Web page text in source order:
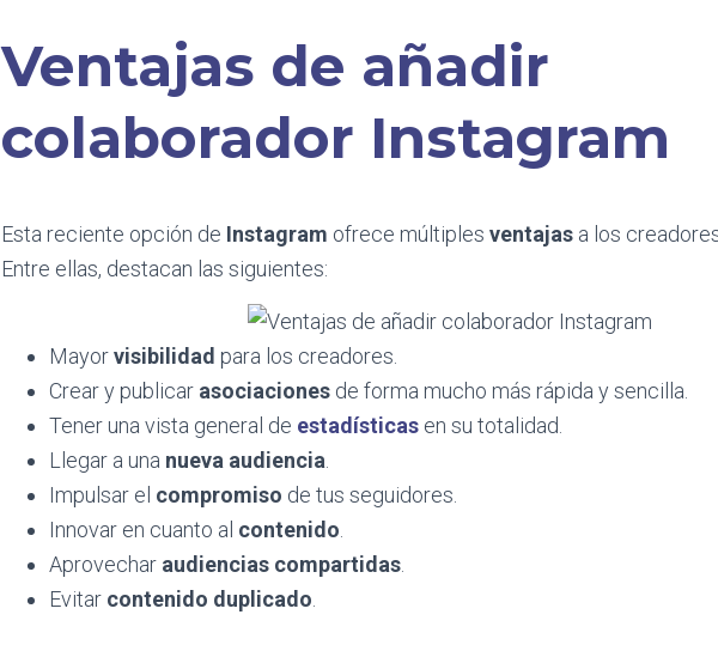
Ventajas de añadir
colaborador Instagram
Esta reciente opción de Instagram ofrece múltiples ventajas a los
Entre ellas, destacan las siguientes:
Mayorvisibilidad para los creadores.
Crear y publicar asociaciones de forma mucho más rápida y sencilla.
Tener una vista general de estadísticas en su totalidad.
Llegar a una nueva audiencia
Impulsar el compromiso de tus seguidores.
Innovar en cuanto al contenido
Aprovechar audiencias compartidas
Evitar contenido duplicado